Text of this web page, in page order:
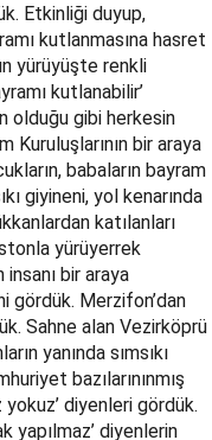
Etkinliği duyup,
kutlanmasına hasret
yürüyüşte renkli
kutlanabilir’
olduğu gibi herkesin
Kuruluşlarının bir araya
babaların bayram
giyineni, yol kenarında
katılanları
yürüyerrek
insanı bir araya
gördük. Merzifon’dan
Sahne alan Vezirköprü
yanında sımsıkı
bazılarınınmış
diyenleri gördük.
yapılmaz’ diyenlerin